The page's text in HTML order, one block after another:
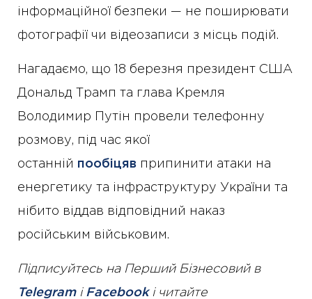
інформаційної безпеки — не поширювати
фотографії чи відеозаписи з місць подій.
Нагадаємо, що 18 березня президент США
Дональд Трамп та глава Кремля
Володимир Путін провели телефонну
розмову, під час якої
останній пообіцяв припинити атаки на
енергетику та інфраструктуру України та
нібито віддав відповідний наказ
російським військовим.
Підписуйтесь на Перший Бізнесовий в
Telegramі Facebookі читайте